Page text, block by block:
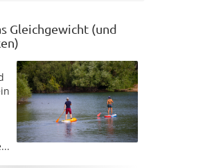
Gleichgewicht (und